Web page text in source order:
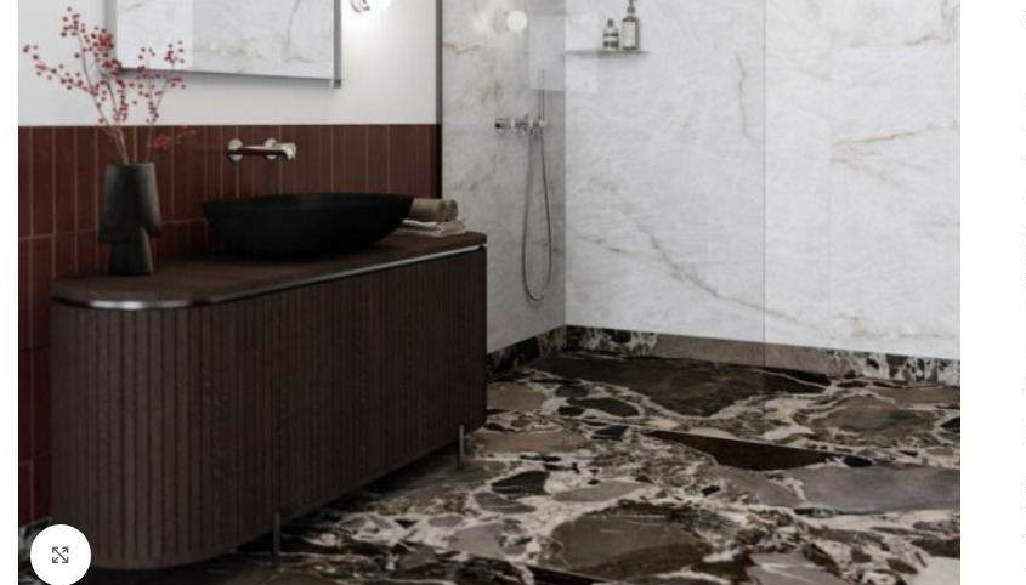
Kliknij, aby powiększyć